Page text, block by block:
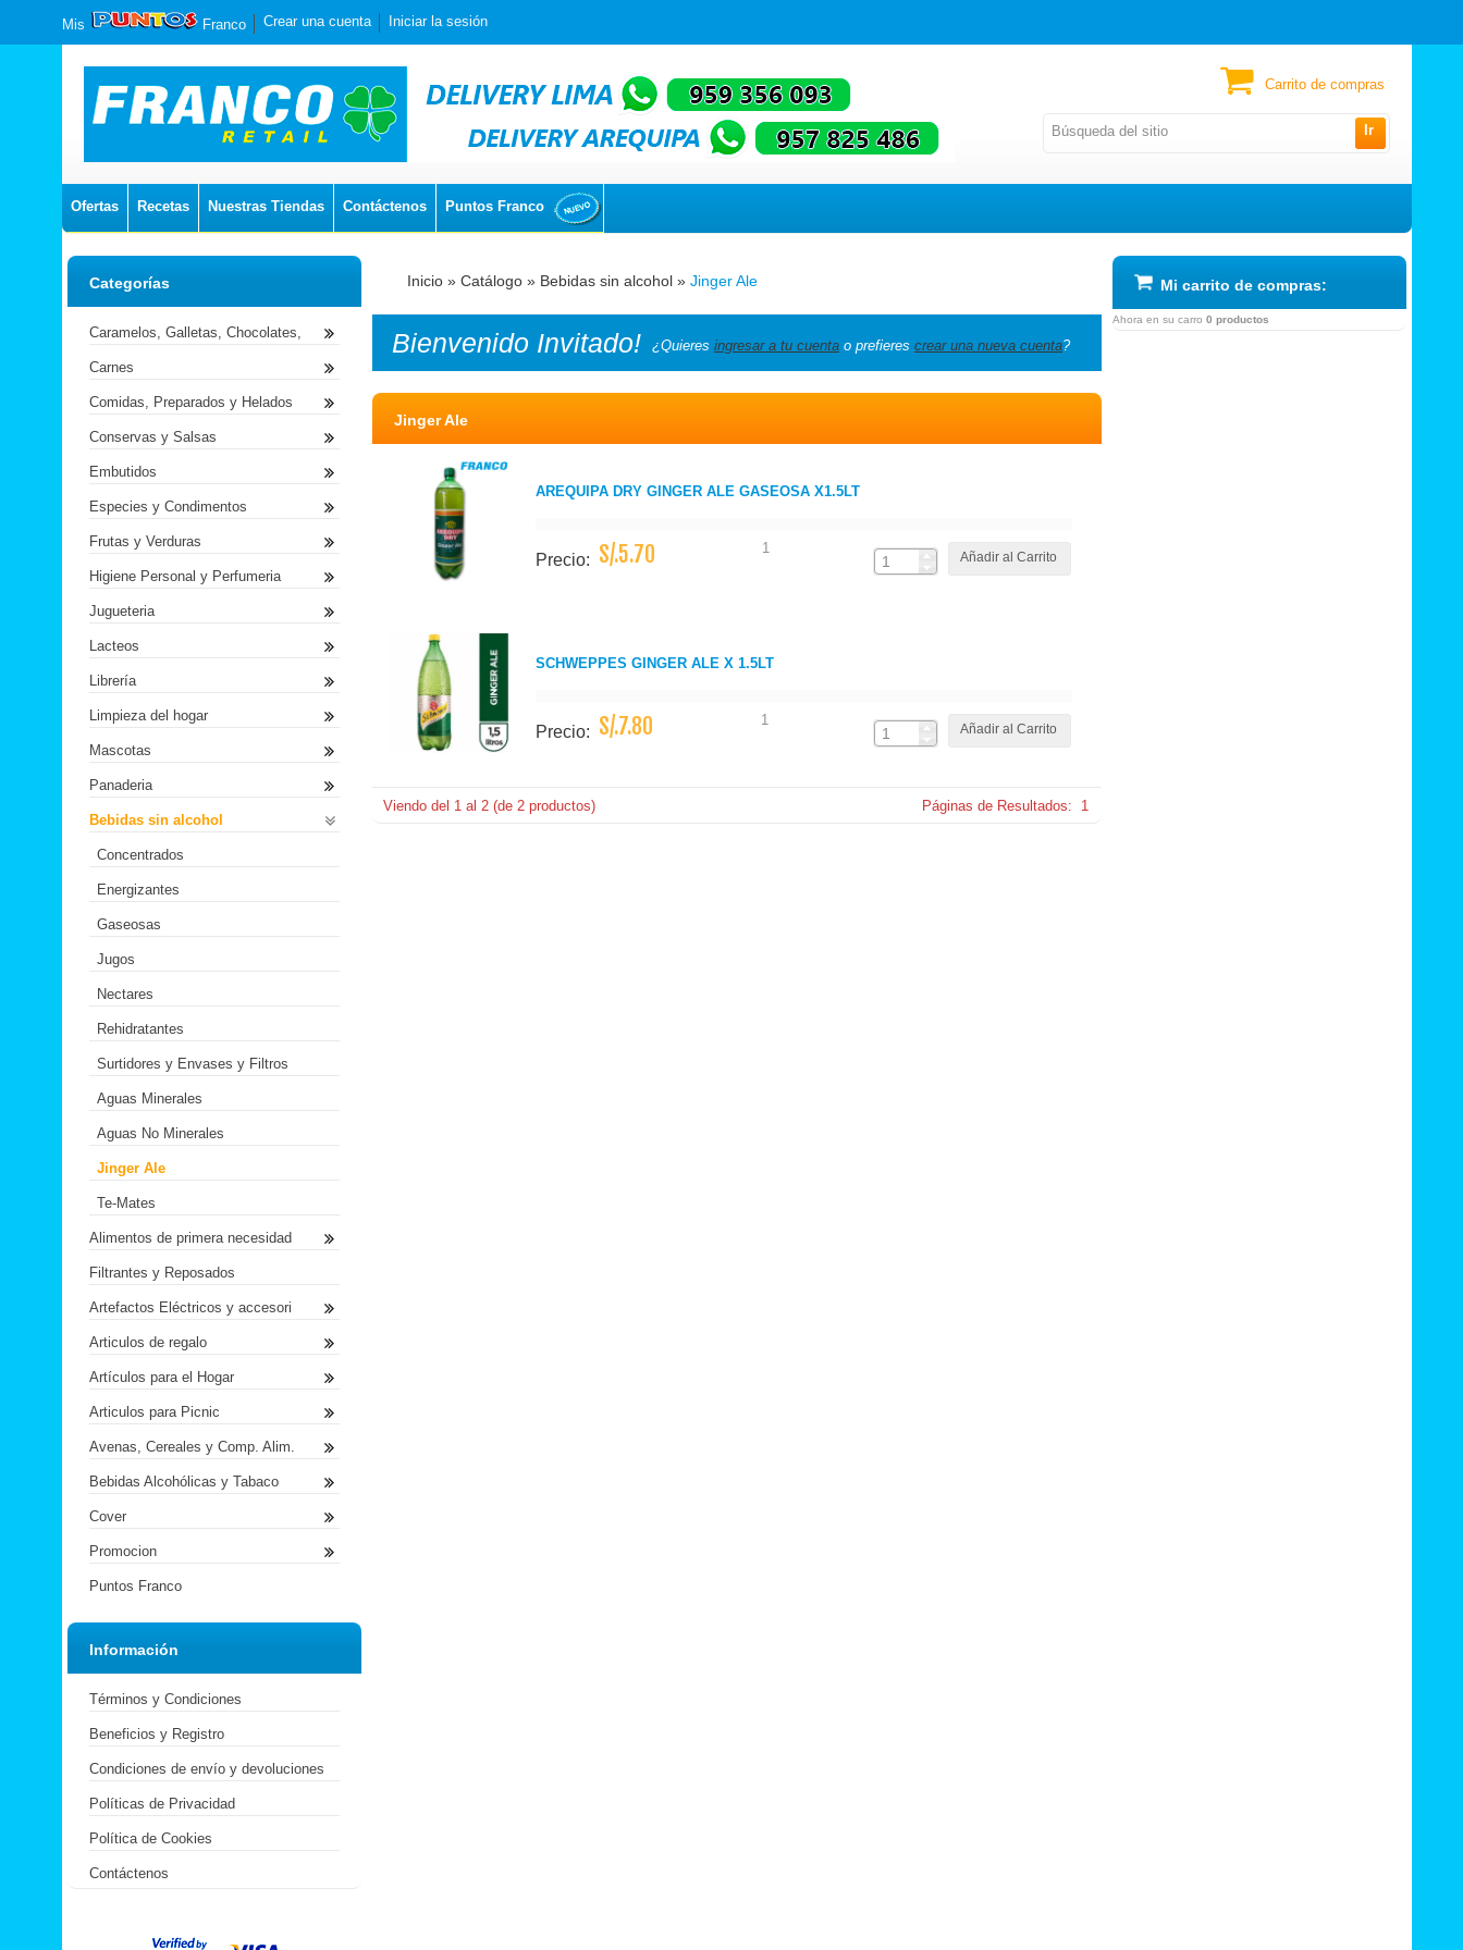
Ir
Mis Franco Crear una cuenta Iniciar la sesión
Ofertas Recetas Nuestras Tiendas Contáctenos Puntos Franco
Carrito de compras
Inicio » Catálogo » Bebidas sin alcohol » Jinger Ale
Bienvenido Invitado! ¿Quieres ingresar a tu cuenta o prefieres crear una nueva cuenta?
Jinger Ale
AREQUIPA DRY GINGER ALE GASEOSA X1.5LT
Precio: S/.5.70 1
Añadir al Carrito
SCHWEPPES GINGER ALE X 1.5LT
Precio: S/.7.80 1
Añadir al Carrito
Viendo del 1 al 2 (de 2 productos) Páginas de Resultados: 1
Categorías
Caramelos, Galletas, Chocolates,
Carnes
Comidas, Preparados y Helados
Conservas y Salsas
Embutidos
Especies y Condimentos
Frutas y Verduras
Higiene Personal y Perfumeria
Jugueteria
Lacteos
Librería
Limpieza del hogar
Mascotas
Panaderia
Bebidas sin alcohol
Concentrados
Energizantes
Gaseosas
Jugos
Nectares
Rehidratantes
Surtidores y Envases y Filtros
Aguas Minerales
Aguas No Minerales
Jinger Ale
Te-Mates
Alimentos de primera necesidad
Filtrantes y Reposados
Artefactos Eléctricos y accesori
Articulos de regalo
Artículos para el Hogar
Articulos para Picnic
Avenas, Cereales y Comp. Alim.
Bebidas Alcohólicas y Tabaco
Cover
Promocion
Puntos Franco
Información
Términos y Condiciones
Beneficios y Registro
Condiciones de envío y devoluciones
Políticas de Privacidad
Política de Cookies
Contáctenos
Mi carrito de compras:
Ahora en su carro 0 productos